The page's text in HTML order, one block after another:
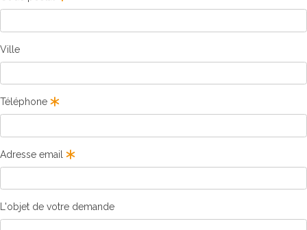
Ville
Téléphone
Adresse email
L'objet de votre demande